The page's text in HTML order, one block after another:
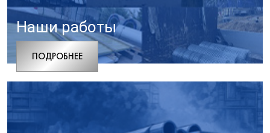
Наши работы
ПОДРОБНЕЕ